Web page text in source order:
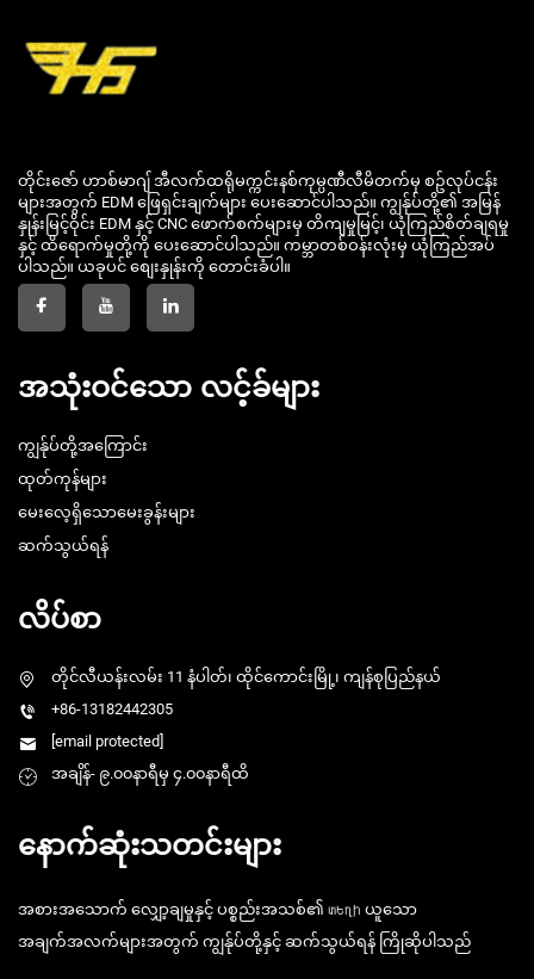
တိုင်းဇော် ဟာစ်မာဂျ် အီလက်ထရိုမက္ကင်းနစ်ကုမ္ပဏီလီမိတက်မှ စဥ်လုပ်ငန်း
များအတွက် EDM ဖြေရှင်းချက်များ ပေးဆောင်ပါသည်။ ကျွန်ုပ်တို့၏ အမြန်
နှုန်းမြင့်ဝိုင်း EDM နှင့် CNC ဖောက်စက်များမှ တိကျမှုမြင့်၊ ယုံကြည်စိတ်ချရမှု
နှင့် ထိရောက်မှုတို့ကို ပေးဆောင်ပါသည်။ ကမ္ဘာတစ်ဝန်းလုံးမှ ယုံကြည်အပ်
ပါသည်။ ယခုပင် စျေးနှုန်းကို တောင်းခံပါ။
အသုံးဝင်သော လင့်ခ်များ
ကျွန်ုပ်တို့အကြောင်း
ထုတ်ကုန်များ
မေးလေ့ရှိသောမေးခွန်းများ
ဆက်သွယ်ရန်
လိပ်စာ
တိုင်လီယန်းလမ်း 11 နံပါတ်၊ ထိုင်ကောင်းမြို့၊ ကျန်စုပြည်နယ်
+86-13182442305
[email protected]
အချိန်- ၉.၀၀နာရီမှ ၄.၀၀နာရီထိ
နောက်ဆုံးသတင်းများ
အစားအသောက် လျှော့ချမှုနှင့် ပစ္စည်းအသစ်၏ տեղի ယူသော
အချက်အလက်များအတွက် ကျွန်ုပ်တို့နှင့် ဆက်သွယ်ရန် ကြိုဆိုပါသည်